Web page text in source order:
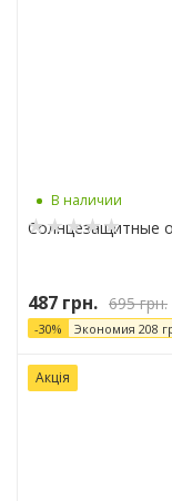
В наличии
Солнцезащитные
487 грн. 695грн.
-30% Экономия 208
Акція